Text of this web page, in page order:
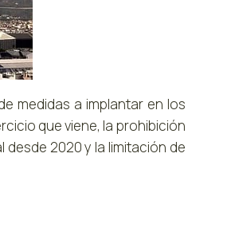
medidas a implantar en los
que viene, la prohibición
desde 2020 y la limitación de